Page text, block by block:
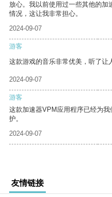
放心。我以前使用过一些其他的加
情况，这让我非常担心。
2024-09-07
游客
这款游戏的音乐非常优美，听了让
2024-09-07
游客
这款加速器VPM应用程序已经为
护。
2024-09-07
友情链接